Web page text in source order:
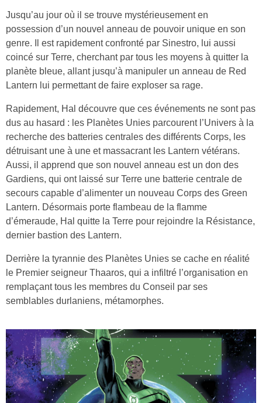
Jusqu’au jour où il se trouve mystérieusement en
possession d’un nouvel anneau de pouvoir unique en son
genre. Il est rapidement confronté par Sinestro, lui aussi
coincé sur Terre, cherchant par tous les moyens à quitter la
planète bleue, allant jusqu’à manipuler un anneau de Red
Lantern lui permettant de faire exploser sa rage.
Rapidement, Hal découvre que ces événements ne sont pas
dus au hasard : les Planètes Unies parcourent l’Univers à la
recherche des batteries centrales des différents Corps, les
détruisant une à une et massacrant les Lantern vétérans.
Aussi, il apprend que son nouvel anneau est un don des
Gardiens, qui ont laissé sur Terre une batterie centrale de
secours capable d’alimenter un nouveau Corps des Green
Lantern. Désormais porte flambeau de la flamme
d’émeraude, Hal quitte la Terre pour rejoindre la Résistance,
dernier bastion des Lantern.
Derrière la tyrannie des Planètes Unies se cache en réalité
le Premier seigneur Thaaros, qui a infiltré l’organisation en
remplaçant tous les membres du Conseil par ses
semblables durlaniens, métamorphes.